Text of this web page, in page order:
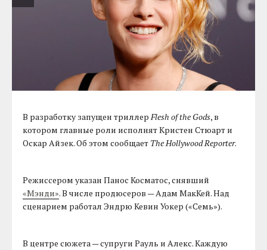
В разработку запущен триллерFlesh of the Gods, в
котором главные роли исполнят Кристен Стюарт и
Оскар Айзек. Об этом сообщает The Hollywood Reporter.
Режиссером указан Панос Косматос, снявший
«Мэнди». В числе продюсеров — Адам МакКей. Над
сценарием работал Эндрю Кевин Уокер («Семь»).
В центре сюжета — супруги Рауль и Алекс. Каждую